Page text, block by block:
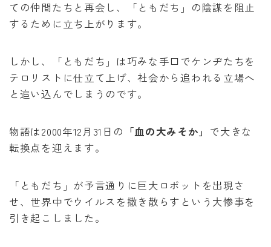
ての仲間たちと再会し、「ともだち」の陰謀を阻止
するために立ち上がります。
しかし、「ともだち」は巧みな手口でケンヂたちを
テロリストに仕立て上げ、社会から追われる立場へ
と追い込んでしまうのです。
物語は2000年12月31日の 「血の大みそか」 で大きな
転換点を迎えます。
「ともだち」が予言通りに巨大ロボットを出現さ
せ、世界中でウイルスを撒き散らすという大惨事を
引き起こしました。